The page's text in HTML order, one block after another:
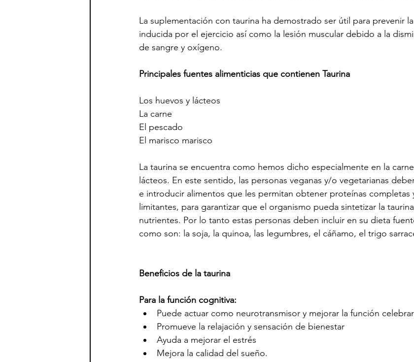
La suplementación con taurina ha demostrado ser útil para prevenir
inducida por el ejercicio así como la lesión muscular debido a la
de sangre y oxígeno.
Principales fuentes alimenticias que contienen Taurina
Los huevos y lácteos
La carne
El pescado
El marisco marisco
La taurina se encuentra como hemos dicho especialmente en la
lácteos. En este sentido, las personas veganas y/o vegetarianas
e introducir alimentos que les permitan obtener proteínas completas
limitantes, para garantizar que el organismo pueda sintetizar la
nutrientes. Por lo tanto estas personas deben incluir en su dieta
como son: la soja, la quinoa, las legumbres, el cáñamo, el trigo
Beneficios de la taurina
Para la función cognitiva:
Puede actuar como neurotransmisor y mejorar la función celebrar
Promueve la relajación y sensación de bienestar
Ayuda a mejorar el estrés
Mejora la calidad del sueño.